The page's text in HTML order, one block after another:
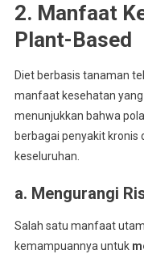
2. Manfaat
Plant-Based
Diet berbasis tanaman
manfaat kesehatan
menunjukkan bahwa
berbagai penyakit
keseluruhan.
a. Mengurangi
Salah satu manfaat
kemampuannya untuk